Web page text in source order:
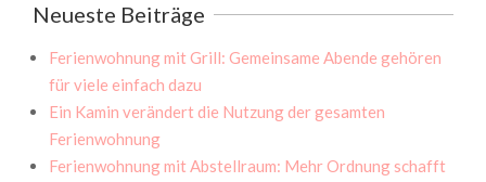
Neueste Beiträge
Ferienwohnung mit Grill: Gemeinsame Abende gehören
für viele einfach dazu
Ein Kamin verändert die Nutzung der gesamten
Ferienwohnung
Ferienwohnung mit Abstellraum: Mehr Ordnung schafft